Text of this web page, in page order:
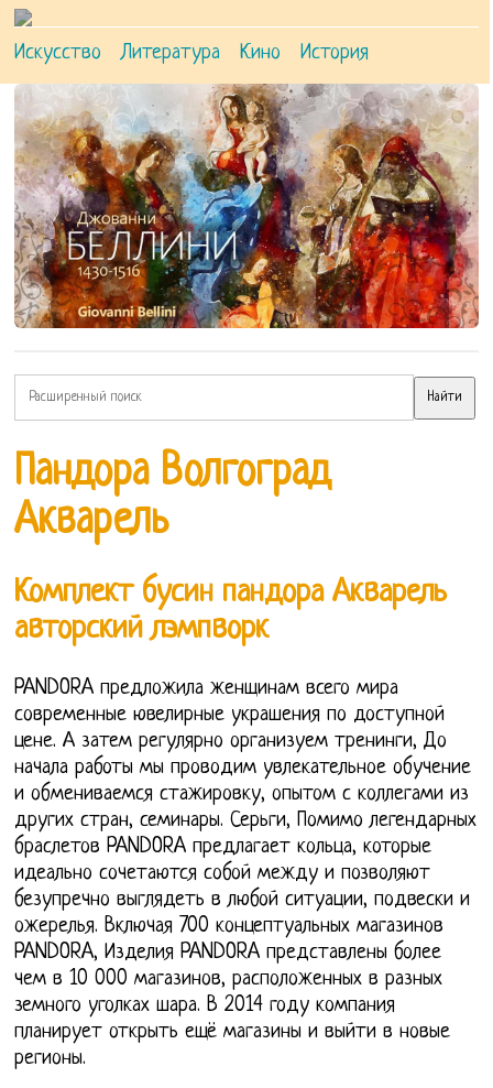
Искусство Литература Кино История
Пандора Волгоград
Акварель
Комплект бусин пандора Акварель
авторский лэмпворк
PANDORA предложила женщинам всего мира
современные ювелирные украшения по доступной
цене. А затем регулярно организуем тренинги, До
начала работы мы проводим увлекательное обучение
и обмениваемся стажировку, опытом с коллегами из
других стран, семинары. Серьги, Помимо легендарных
браслетов PANDORA предлагает кольца, которые
идеально сочетаются собой между и позволяют
безупречно выглядеть в любой ситуации, подвески и
ожерелья. Включая 700 концептуальных магазинов
PANDORA, Изделия PANDORA представлены более
чем в 10 000 магазинов, расположенных в разных
земного уголках шара. В 2014 году компания
планирует открыть ещё магазины и выйти в новые
регионы.